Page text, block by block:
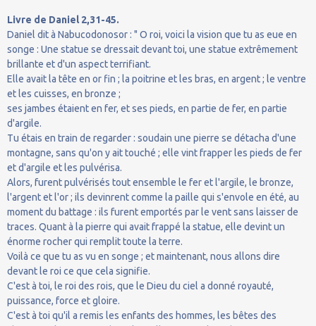
Livre de Daniel 2,31-45.
Daniel dit à Nabucodonosor : " O roi, voici la vision que tu as eue en
songe : Une statue se dressait devant toi, une statue extrêmement
brillante et d'un aspect terrifiant.
Elle avait la tête en or fin ; la poitrine et les bras, en argent ; le ventre
et les cuisses, en bronze ;
ses jambes étaient en fer, et ses pieds, en partie de fer, en partie
d'argile.
Tu étais en train de regarder : soudain une pierre se détacha d'une
montagne, sans qu'on y ait touché ; elle vint frapper les pieds de fer
et d'argile et les pulvérisa.
Alors, furent pulvérisés tout ensemble le fer et l'argile, le bronze,
l'argent et l'or ; ils devinrent comme la paille qui s'envole en été, au
moment du battage : ils furent emportés par le vent sans laisser de
traces. Quant à la pierre qui avait frappé la statue, elle devint un
énorme rocher qui remplit toute la terre.
Voilà ce que tu as vu en songe ; et maintenant, nous allons dire
devant le roi ce que cela signifie.
C'est à toi, le roi des rois, que le Dieu du ciel a donné royauté,
puissance, force et gloire.
C'est à toi qu'il a remis les enfants des hommes, les bêtes des